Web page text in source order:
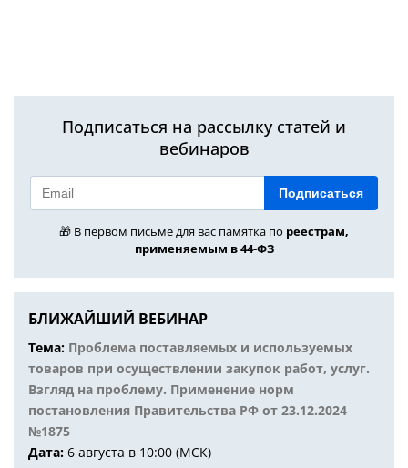
Подписаться на рассылку статей и
вебинаров
Подписаться
🎁 В первом письме для вас памятка по реестрам,
применяемым в 44-ФЗ
БЛИЖАЙШИЙ ВЕБИНАР
Тема: Проблема поставляемых и используемых
товаров при осуществлении закупок работ, услуг.
Взгляд на проблему. Применение норм
постановления Правительства РФ от 23.12.2024
№1875
Дата: 6 августа в 10:00 (МСК)